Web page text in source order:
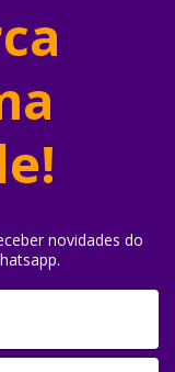
novidades do